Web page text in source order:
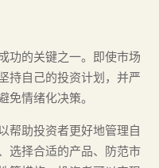
功的关键之一。即使市场
持自己的投资计划，并严
免情绪化决策。
帮助投资者更好地管理自
选择合适的产品、防范市